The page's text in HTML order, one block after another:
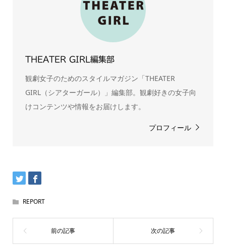
THEATER GIRL編集部
観劇女子のためのスタイルマガジン「THEATER
GIRL（シアターガール）」編集部。観劇好きの女子向
けコンテンツや情報をお届けします。
プロフィール
REPORT